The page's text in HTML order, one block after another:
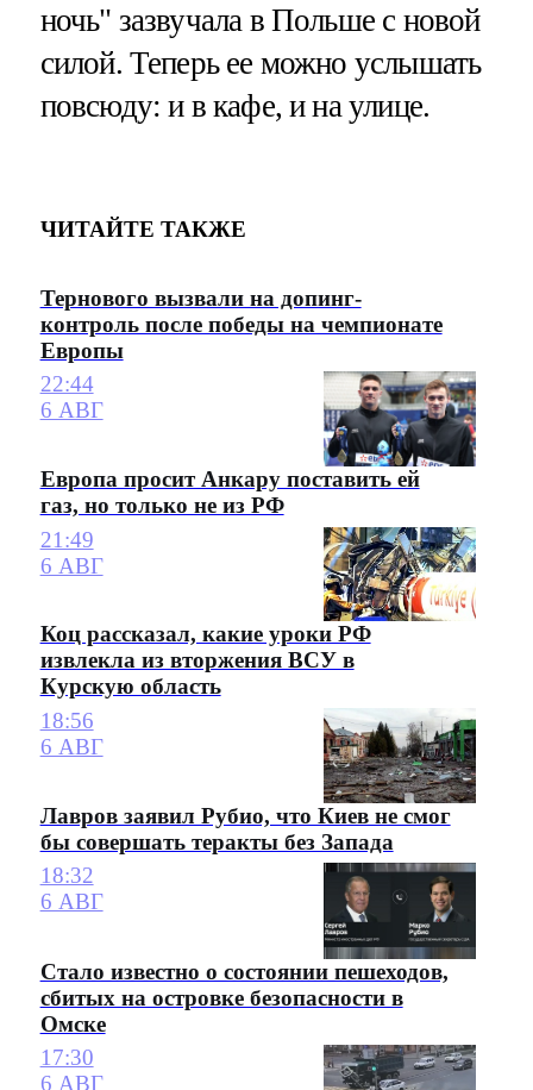
ночь" зазвучала в Польше с новой
силой. Теперь ее можно услышать
повсюду: и в кафе, и на улице.
ЧИТАЙТЕ ТАКЖЕ
Тернового вызвали на допинг-
контроль после победы на чемпионате
Европы
22:44
6 АВГ
Европа просит Анкару поставить ей
газ, но только не из РФ
21:49
6 АВГ
Коц рассказал, какие уроки РФ
извлекла из вторжения ВСУ в
Курскую область
18:56
6 АВГ
Лавров заявил Рубио, что Киев не смог
бы совершать теракты без Запада
18:32
6 АВГ
Стало известно о состоянии пешеходов,
сбитых на островке безопасности в
Омске
17:30
6 АВГ